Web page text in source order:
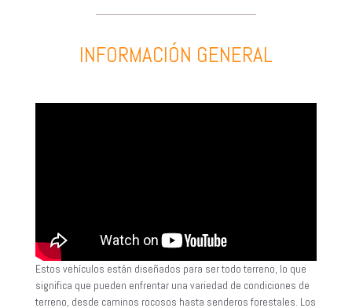
INFORMACIÓN GENERAL
Estos vehículos están diseñados para ser todo terreno, lo que
significa que pueden enfrentar una variedad de condiciones de
terreno, desde caminos rocosos hasta senderos forestales. Los